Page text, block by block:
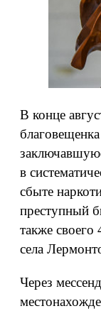
В конце
в
сбыте
преступный
также своего
села
Через